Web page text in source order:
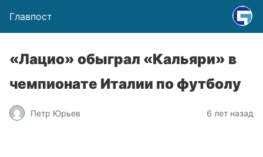
Главпост
«Лацио» обыграл «Кальяри» в
чемпионате Италии по футболу
Петр Юрьев 6 лет назад